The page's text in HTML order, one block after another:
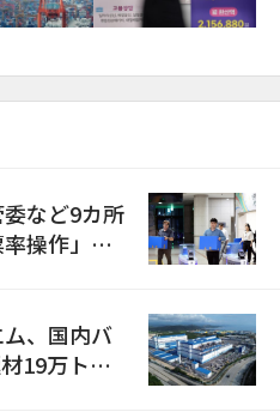
など9カ所
操作」の
、国内バ
19万トン